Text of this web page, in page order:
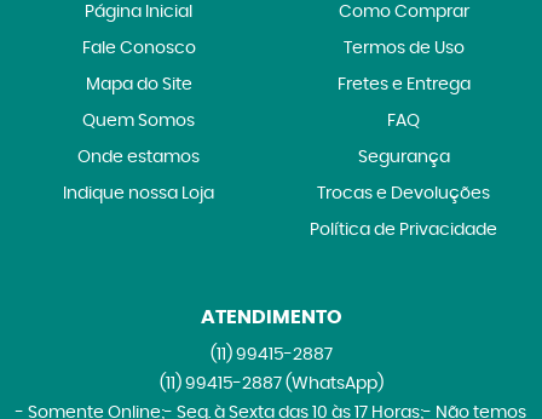
Página Inicial
Fale Conosco
Mapa do Site
Quem Somos
Onde estamos
Indique nossa Loja
Como Comprar
Termos de Uso
Fretes e Entrega
FAQ
Segurança
Trocas e Devoluções
Política de Privacidade
ATENDIMENTO
(11)99415-2887
(11)99415-2887 (WhatsApp)
- Somente Online;- Seg. à Sexta das 10 às 17 Horas;- Não temos